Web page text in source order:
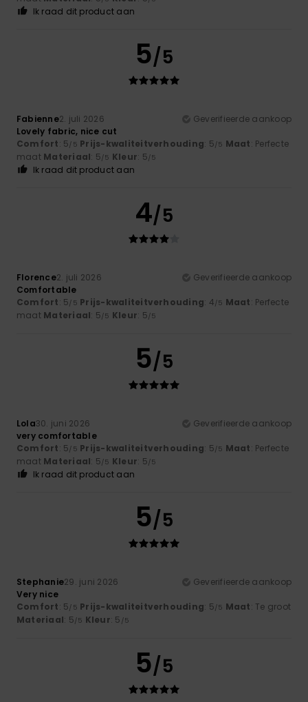
Ik raad dit product aan
5/5
Fabienne2. juli 2026
Geverifieerde aankoop
Lovely fabric, nice cut
Comfort: 5/5 Prijs-kwaliteitverhouding: 5/5 Maat: Perfecte
maat Materiaal: 5/5 Kleur: 5/5
Ik raad dit product aan
4/5
Florence2. juli 2026
Geverifieerde aankoop
Comfortable
Comfort: 5/5 Prijs-kwaliteitverhouding: 4/5 Maat: Perfecte
maat Materiaal: 5/5 Kleur: 5/5
5/5
Lola30. juni 2026
Geverifieerde aankoop
very comfortable
Comfort: 5/5 Prijs-kwaliteitverhouding: 5/5 Maat: Perfecte
maat Materiaal: 5/5 Kleur: 5/5
Ik raad dit product aan
5/5
Stephanie29. juni 2026
Geverifieerde aankoop
Very nice
Comfort: 5/5 Prijs-kwaliteitverhouding: 5/5 Maat: Te groot
Materiaal: 5/5 Kleur: 5 /5
5/5